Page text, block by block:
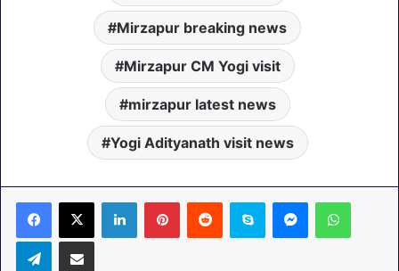
Mirzapur breaking news
Mirzapur CM Yogi visit
mirzapur latest news
Yogi Adityanath visit news
LinkedInPinterestReddit Skype Messenger
TelegramShare via Email